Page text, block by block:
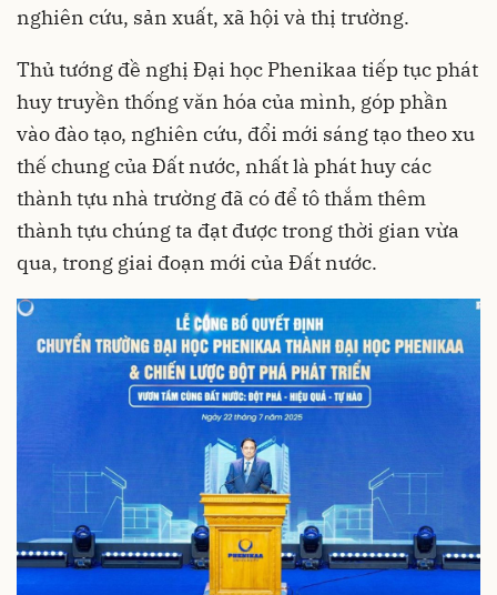
nghiên cứu, sản xuất, xã hội và thị trường.
Thủ tướng đề nghị Đại học Phenikaa tiếp tục phát
huy truyền thống văn hóa của mình, góp phần
vào đào tạo, nghiên cứu, đổi mới sáng tạo theo xu
thế chung của Đất nước, nhất là phát huy các
thành tựu nhà trường đã có để tô thắm thêm
thành tựu chúng ta đạt được trong thời gian vừa
qua, trong giai đoạn mới của Đất nước.